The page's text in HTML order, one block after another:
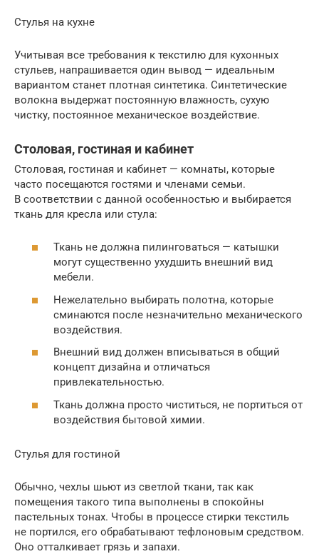
Стулья на кухне
Учитывая все требования к текстилю для кухонных
стульев, напрашивается один вывод — идеальным
вариантом станет плотная синтетика. Синтетические
волокна выдержат постоянную влажность, сухую
чистку, постоянное механическое воздействие.
Столовая, гостиная и кабинет
Столовая, гостиная и кабинет — комнаты, которые
часто посещаются гостями и членами семьи.
В соответствии с данной особенностью и выбирается
ткань для кресла или стула:
Ткань не должна пилинговаться — катышки
могут существенно ухудшить внешний вид
мебели.
Нежелательно выбирать полотна, которые
сминаются после незначительно механического
воздействия.
Внешний вид должен вписываться в общий
концепт дизайна и отличаться
привлекательностью.
Ткань должна просто чиститься, не портиться от
воздействия бытовой химии.
Стулья для гостиной
Обычно, чехлы шьют из светлой ткани, так как
помещения такого типа выполнены в спокойны
пастельных тонах. Чтобы в процессе стирки текстиль
не портился, его обрабатывают тефлоновым средством.
Оно отталкивает грязь и запахи.